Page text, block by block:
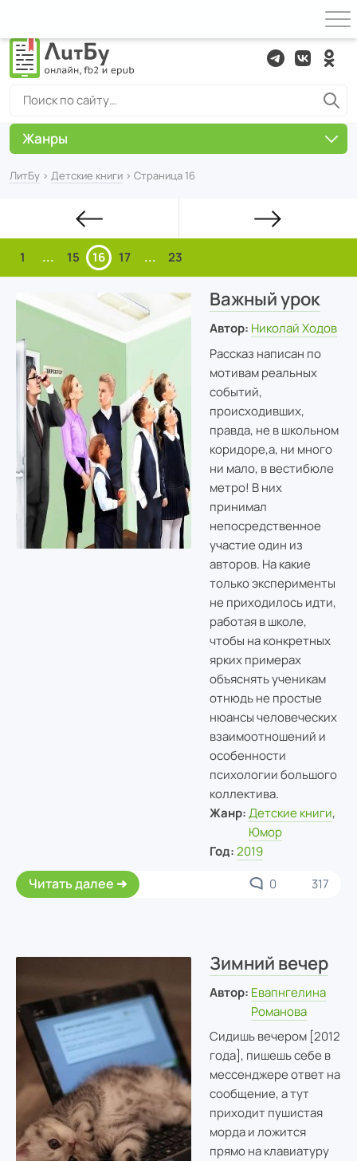
ЛитБу › Детские книги › Страница 16
1 ... 15 16 17 ... 23
Важный урок
Автор: Николай Ходов
Рассказ написан по
мотивам реальных
событий,
происходивших,
правда, не в школьном
коридоре,а, ни много
ни мало, в вестибюле
метро! В них
принимал
непосредственное
участие один из
авторов. На какие
только эксперименты
не приходилось идти,
работая в школе,
чтобы на конкретных
ярких примерах
объяснять ученикам
отнюдь не простые
нюансы человеческих
взаимоотношений и
особенности
психологии большого
коллектива.
Жанр: Детские книги,
Юмор
Год: 2019
Читать далее 0 317
Зимний вечер
Автор: Евапнгелина
Романова
Сидишь вечером [2012
года], пишешь себе в
мессенджере ответ на
сообщение, а тут
приходит пушистая
морда и ложится
прямо на клавиатуру
Жанры